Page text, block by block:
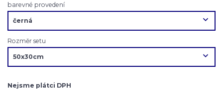
barevné provedení
Rozměr setu
Nejsme plátci DPH